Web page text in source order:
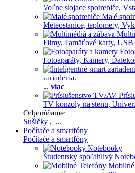
Voľne stojace spotrebiče,
Malé
Meteostanice, teplomery,
Filmy, Pamäťové karty, USB
Fotoaparáty, Kamery,
zariadenia.
... viac
TV konzoly na stenu,
Odporúčame:
Sušičky , ...
Počítače a smartfóny
Počítače a smartfóny
Notebooky
Študentský spoľahlivý